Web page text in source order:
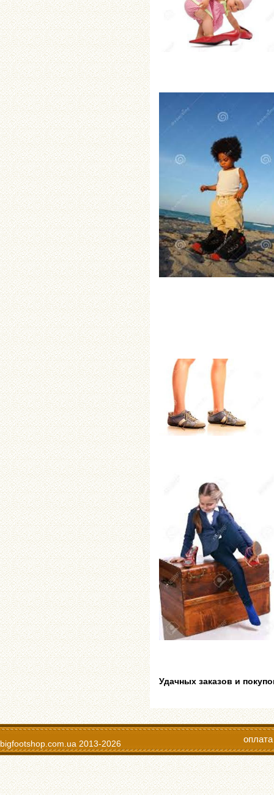
Удачных заказов и
bigfootshop.com.ua 2013-2026 оплата